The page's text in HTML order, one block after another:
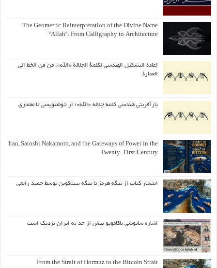
The Geometric Reinterpretation of the Divine Name
“Allah”: From Calligraphy to Architecture
إعادة التشكيل الهندسي لكلمة الجلالة «الله»؛ من فن الخط إلى
العمارة
بازآفرینی هندسی کلمه جلاله «الله»؛ از خوشنویسی تا معماری
Iran, Satoshi Nakamoto, and the Gateways of Power in the
Twenty-First Century
انتشار کتاب از تنگه هرمز تا تنگه بیت‌کوین توسط حمید رابعی
اشاره ساتوشی ناکاموتو بیش از حد به ایران نزدیک است
From the Strait of Hormuz to the Bitcoin Strait